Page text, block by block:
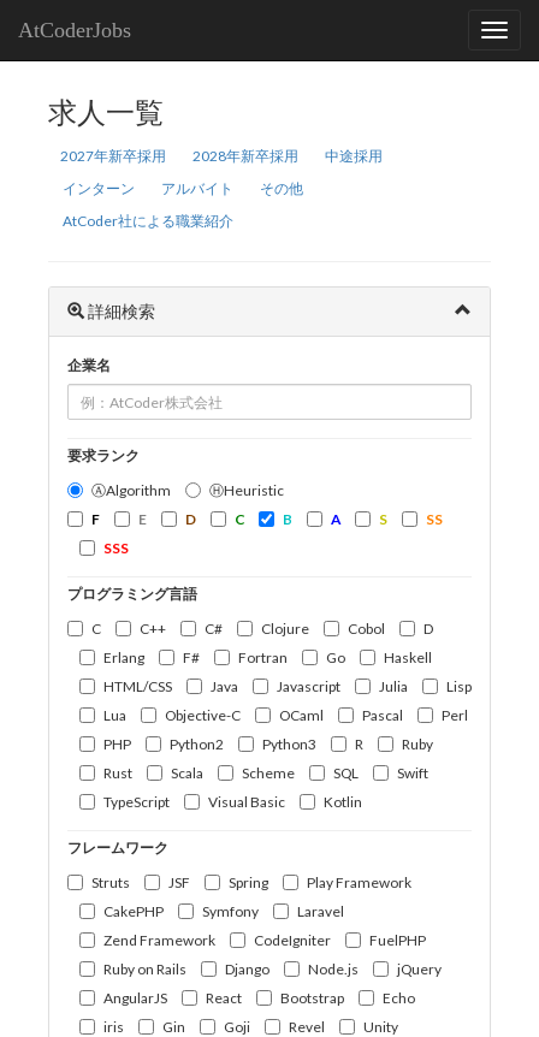
AtCoderJobs
求人一覧
2027年新卒採用 2028年新卒採用
中途採用
インターン
アルバイト
その他
AtCoder社による職業紹介
詳細検索
企業名
要求ランク
ⒶAlgorithm
ⒽHeuristic
F
E D C B A S
SS
SSS
プログラミング言語
C
C++ C# Clojure Cobol
D
Erlang
F# Fortran Go
Haskell
HTML/CSS
Java Javascript Julia
Lisp
Lua
Objective-C OCaml Pascal
Perl
PHP
Python2 Python3 R
Ruby
Rust
Scala Scheme SQL
Swift
TypeScript
Visual Basic Kotlin
フレームワーク
Struts
JSF Spring
Play Framework
CakePHP
Symfony
Laravel
Zend Framework
CodeIgniter
FuelPHP
Ruby on Rails
Django Node.js
jQuery
AngularJS
React Bootstrap
Echo
iris
Gin Goji Revel
Unity